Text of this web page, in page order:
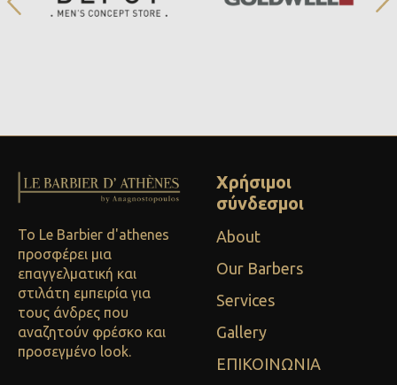
Το Le Barbier d'athenes
προσφέρει μια
επαγγελματική και
στιλάτη εμπειρία για
τους άνδρες που
αναζητούν φρέσκο και
προσεγμένο look.
Χρήσιμοι
σύνδεσμοι
About
Our Barbers
Services
Gallery
ΕΠΙΚΟΙΝΩΝΙΑ